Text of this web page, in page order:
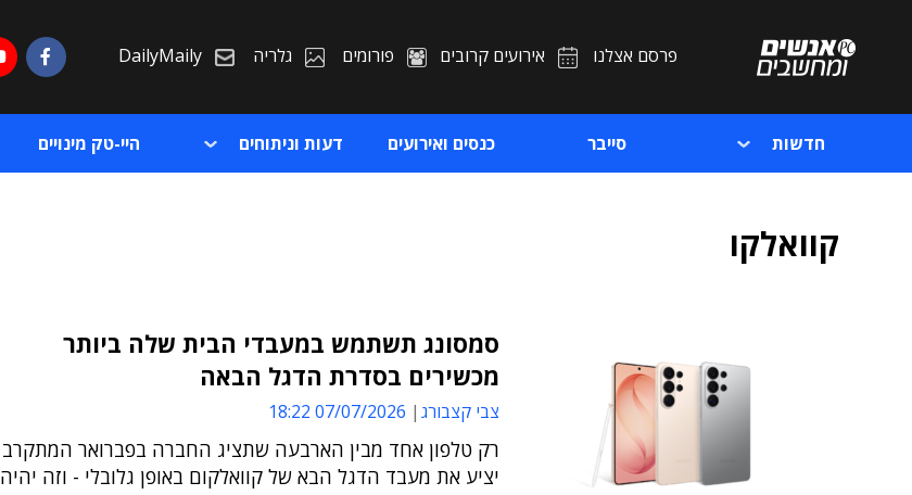
פרסם אצלנו אירועים קרובים פורומים גלריה DailyMaily
חדשות סייבר כנסים ואירועים דעות וניתוחים היי-טק מינויים
קוואלקו
סמסונג תשתמש במעבדי הבית שלה ביותר
מכשירים בסדרת הדגל הבאה
צבי קצבורג 07/07/2026 18:22
רק טלפון אחד מבין הארבעה שתציג החברה בפברואר המתקרב
יציע את מעבד הדגל הבא של קוואלקום באופן גלובלי - וזה יהיה